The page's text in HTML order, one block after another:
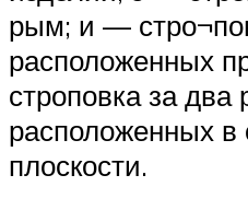
рым; и —
расположенных
строповка за два
расположенных в
плоскости.